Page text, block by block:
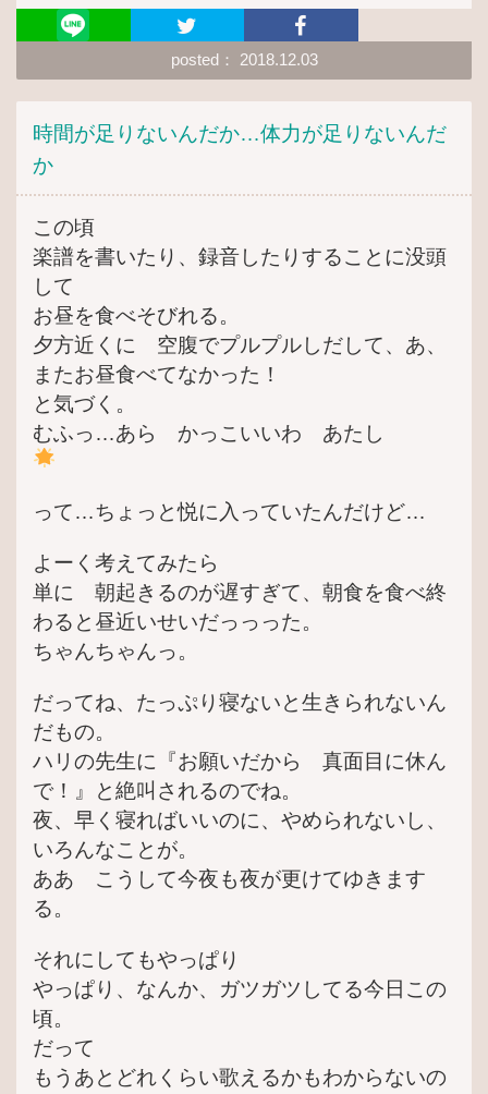
posted： 2018.12.03
時間が足りないんだか…体力が足りないんだ
か
この頃
楽譜を書いたり、録音したりすることに没頭
して
お昼を食べそびれる。
夕方近くに 空腹でプルプルしだして、あ、
またお昼食べてなかった！
と気づく。
むふっ…あら かっこいいわ あたし
って…ちょっと悦に入っていたんだけど…
よーく考えてみたら
単に 朝起きるのが遅すぎて、朝食を食べ終
わると昼近いせいだっっった。
ちゃんちゃんっ。
だってね、たっぷり寝ないと生きられないん
だもの。
ハリの先生に『お願いだから 真面目に休ん
で！』と絶叫されるのでね。
夜、早く寝ればいいのに、やめられないし、
いろんなことが。
ああ こうして今夜も夜が更けてゆきます
る。
それにしてもやっぱり
やっぱり、なんか、ガツガツしてる今日この
頃。
だって
もうあとどれくらい歌えるかもわからないの